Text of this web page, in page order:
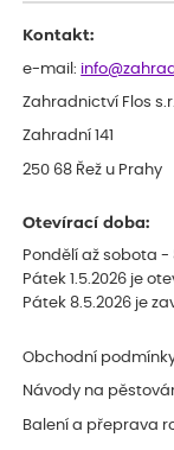
Kontakt:
e-mail:
Zahradnictví Flos
Zahradní 141
250 68 Řež u Prahy
Otevírací doba:
Pondělí až sobota -
Pátek 1.5.2026 je
Pátek 8.5.2026 je
Obchodní
Návody na
Balení a přeprava